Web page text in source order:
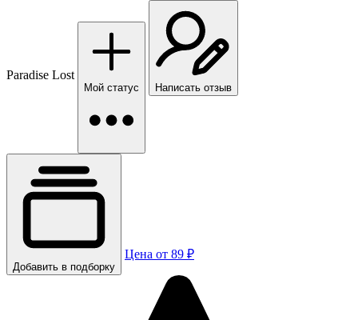
Paradise Lost
Мой статус Написать отзыв
Добавить в подборку
Цена от 89 ₽